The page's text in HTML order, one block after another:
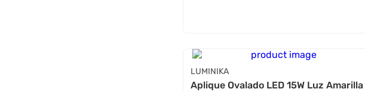
LUMINIKA
Aplique Ovalado LED 15W Luz Amarilla